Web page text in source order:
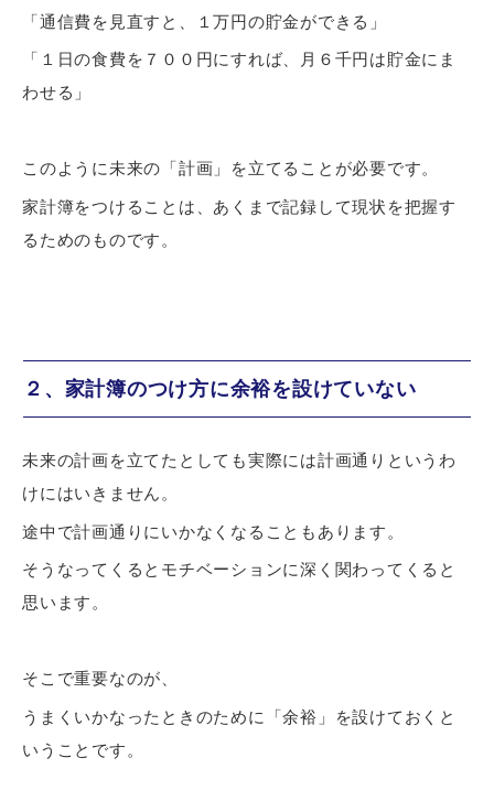
「通信費を見直すと、１万円の貯金ができる」
「１日の食費を７００円にすれば、月６千円は貯金にま
わせる」
このように未来の「計画」を立てる ことが必要です。
家計簿をつけることは、あくまで記録して現状を把握す
るためのものです。
２、家計簿のつけ方に余裕を設けていない
未来の計画を立てたとしても実際には計画通りというわ
けにはいきません。
途中で計画通りにいかなくなることもあります。
そうなってくるとモチベーションに深く関わってくると
思います。
そこで重要なのが、
うまくいかなったときのために「余裕」を設けておくと
いうことです。